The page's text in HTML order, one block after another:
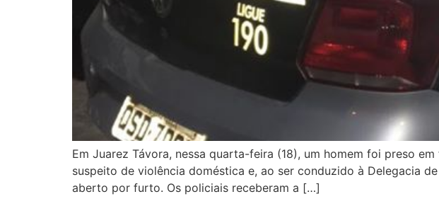
Em Juarez Távora, nessa quarta-feira (18), um homem foi preso
suspeito de violência doméstica e, ao ser conduzido à Delegacia
aberto por furto. Os policiais receberam a […]